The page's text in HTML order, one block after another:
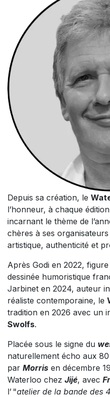
Depuis sa création, le
l’honneur, à chaque
incarnant le thème de
chères à ses
artistique, authenticité et
Après Godi en 2022,
dessinée humoristique
Jarbinet en 2024, auteur
réaliste contemporaine, le
tradition en 2026 avec un
Swolfs.
Placée sous le signe du
naturellement écho aux
par Morris en décembre
Waterloo chez Jijé, avec
l’ "atelier de la bande des